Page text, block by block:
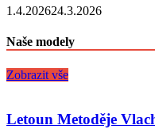
1.4.202624.3.2026
Naše modely
Zobrazit vše
Letoun Metoděje